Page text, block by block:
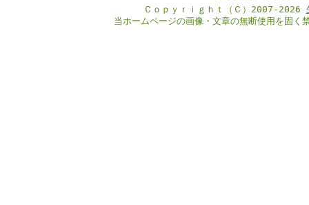
Ｃｏｐｙｒｉｇｈｔ（Ｃ）2007-2026
当ホームページの画像・文章の無断使用を固